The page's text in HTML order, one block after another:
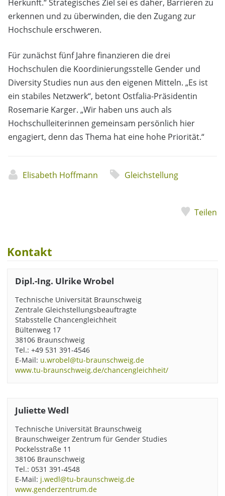
Herkunft.“ Strategisches Ziel sei es daher, Barrieren zu
erkennen und zu überwinden, die den Zugang zur
Hochschule erschweren.
Für zunächst fünf Jahre finanzieren die drei
Hochschulen die Koordinierungsstelle Gender und
Diversity Studies nun aus den eigenen Mitteln. „Es ist
ein stabiles Netzwerk“, betont Ostfalia-Präsidentin
Rosemarie Karger. „Wir haben uns auch als
Hochschulleiterinnen gemeinsam persönlich hier
engagiert, denn das Thema hat eine hohe Priorität.“
Elisabeth Hoffmann Gleichstellung
Teilen
Kontakt
Dipl.-Ing. Ulrike Wrobel
Technische Universität Braunschweig
Zentrale Gleichstellungsbeauftragte
Stabsstelle Chancengleichheit
Bültenweg 17
38106 Braunschweig
Tel.: +49 531 391-4546
E-Mail: u.wrobel@tu-braunschweig.de
www.tu-braunschweig.de/chancengleichheit/
Juliette Wedl
Technische Universität Braunschweig
Braunschweiger Zentrum für Gender Studies
Pockelsstraße 11
38106 Braunschweig
Tel.: 0531 391-4548
E-Mail: j.wedl@tu-braunschweig.de
www.genderzentrum.de